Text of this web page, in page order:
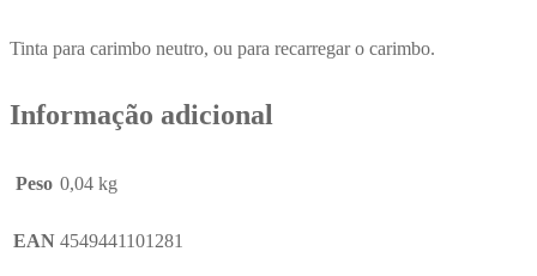
Tinta para carimbo neutro, ou para recarregar o carimbo.
Informação adicional
Peso 0,04 kg
EAN 4549441101281